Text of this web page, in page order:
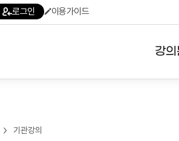
로그인 이용가이드
강
기관강의